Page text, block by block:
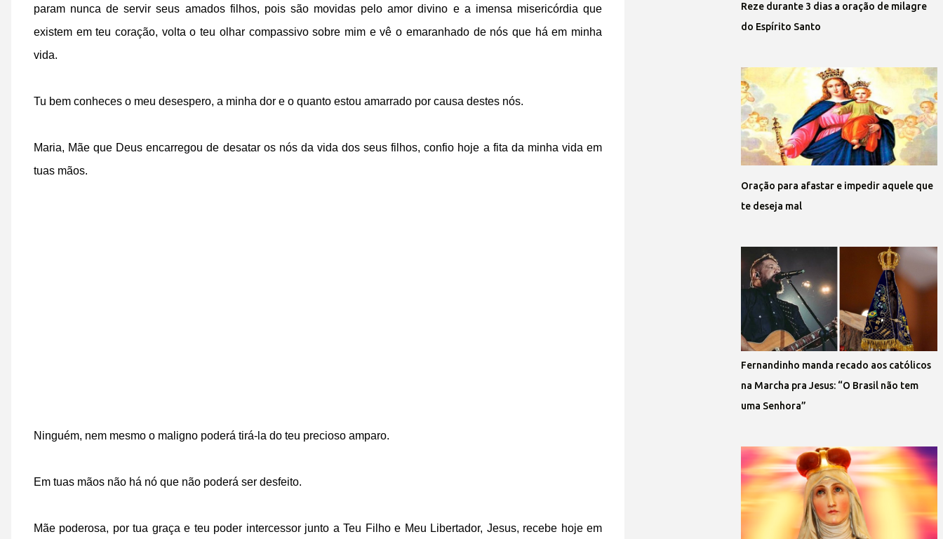
param nunca de servir seus amados filhos, pois são movidas pelo amor divino e a imensa misericórdia que
existem em teu coração, volta o teu olhar compassivo sobre mim e vê o emaranhado de nós que há em minha
vida.
Tu bem conheces o meu desespero, a minha dor e o quanto estou amarrado por causa destes nós.
Maria, Mãe que Deus encarregou de desatar os nós da vida dos seus filhos, confio hoje a fita da minha vida em
tuas mãos.
Ninguém, nem mesmo o maligno poderá tirá-la do teu precioso amparo.
Em tuas mãos não há nó que não poderá ser desfeito.
Mãe poderosa, por tua graça e teu poder intercessor junto a Teu Filho e Meu Libertador, Jesus, recebe hoje em
Reze durante 3 dias a oração de milagre
do Espírito Santo
Oração para afastar e impedir aquele que
te deseja mal
Fernandinho manda recado aos católicos
na Marcha pra Jesus: “O Brasil não tem
uma Senhora”